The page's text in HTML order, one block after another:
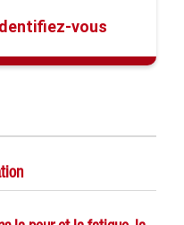
vous